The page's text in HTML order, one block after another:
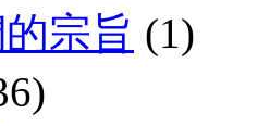
宗旨 (1)